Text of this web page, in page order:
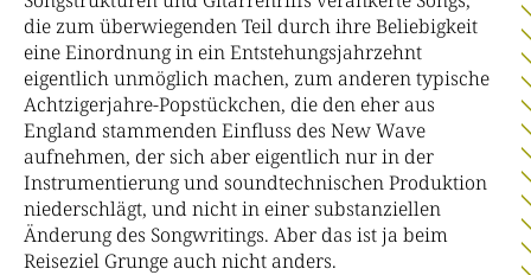
die zum überwiegenden Teil durch ihre Beliebigkeit
eine Einordnung in ein Entstehungsjahrzehnt
eigentlich unmöglich machen, zum anderen typische
Achtzigerjahre-Popstückchen, die den eher aus
England stammenden Einfluss des New Wave
aufnehmen, der sich aber eigentlich nur in der
Instrumentierung und soundtechnischen Produktion
niederschlägt, und nicht in einer substanziellen
Änderung des Songwritings. Aber das ist ja beim
Reiseziel Grunge auch nicht anders.